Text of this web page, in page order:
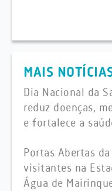
MAIS
Dia Nacional da
reduz doenças,
e fortalece a
Portas Abertas
visitantes na
Água de